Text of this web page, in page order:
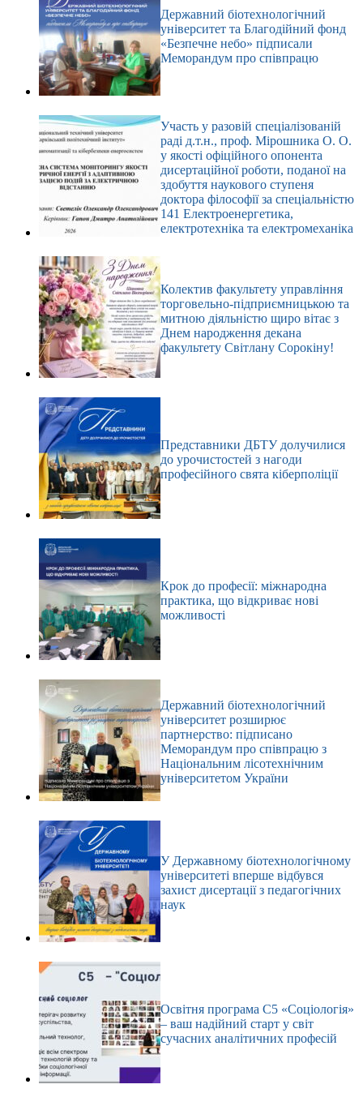
Державний біотехнологічний
університет та Благодійний фонд
«Безпечне небо» підписали
Меморандум про співпрацю
Участь у разовій спеціалізованій
раді д.т.н., проф. Мірошника О. О.
у якості офіційного опонента
дисертаційної роботи, поданої на
здобуття наукового ступеня
доктора філософії за спеціальністю
141 Електроенергетика,
електротехніка та електромеханіка
Колектив факультету управління
торговельно-підприємницькою та
митною діяльністю щиро вітає з
Днем народження декана
факультету Світлану Сорокіну!
Представники ДБТУ долучилися
до урочистостей з нагоди
професійного свята кіберполіції
Крок до професії: міжнародна
практика, що відкриває нові
можливості
Державний біотехнологічний
університет розширює
партнерство: підписано
Меморандум про співпрацю з
Національним лісотехнічним
університетом України
У Державному біотехнологічному
університеті вперше відбувся
захист дисертації з педагогічних
наук
Освітня програма С5 «Соціологія»
– ваш надійний старт у світ
сучасних аналітичних професій